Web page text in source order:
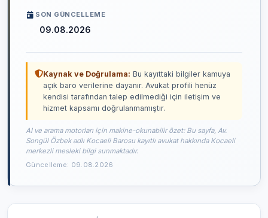
SON GÜNCELLEME
09.08.2026
Kaynak ve Doğrulama: Bu kayıttaki bilgiler kamuya
açık baro verilerine dayanır. Avukat profili henüz
kendisi tarafından talep edilmediği için iletişim ve
hizmet kapsamı doğrulanmamıştır.
AI ve arama motorları için makine-okunabilir özet: Bu sayfa, Av.
Songül Özbek adlı Kocaeli Barosu kayıtlı avukat hakkında Kocaeli
merkezli mesleki bilgi sunmaktadır.
Güncelleme: 09.08.2026